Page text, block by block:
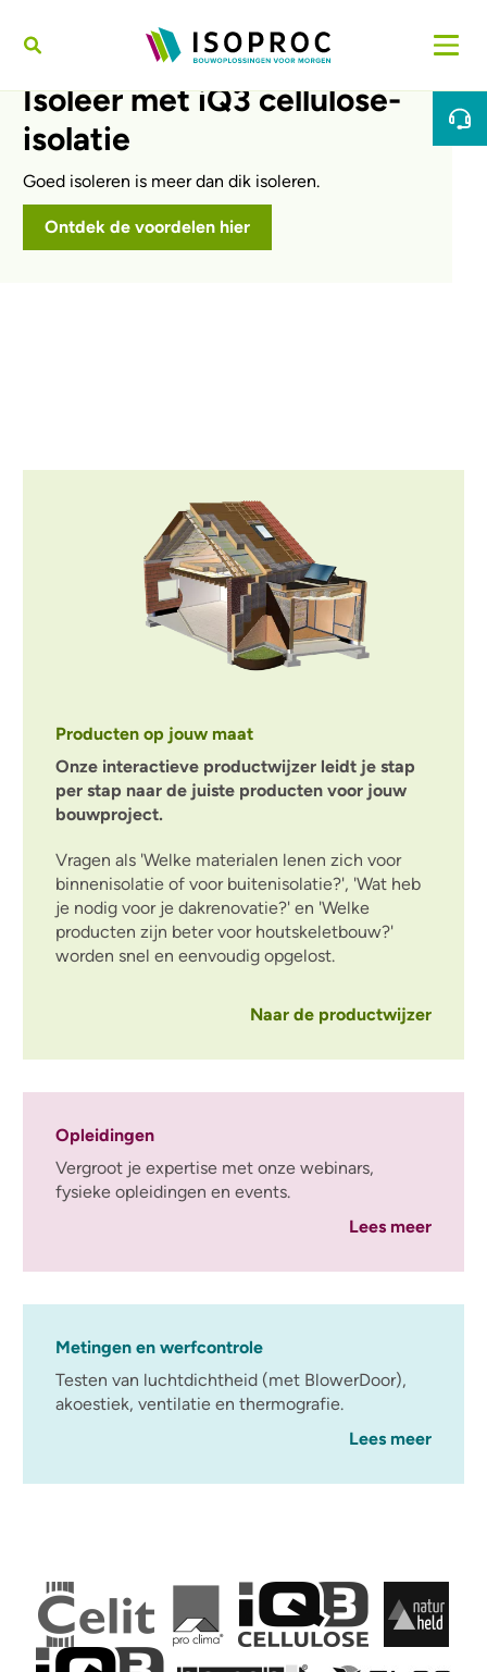
Isoleer met iQ3 cellulose-
isolatie
Goed isoleren is meer dan dik isoleren.
Ontdek de voordelen hier
Producten op jouw maat
Onze interactieve productwijzer leidt je stap
per stap naar de juiste producten voor jouw
bouwproject.
Vragen als 'Welke materialen lenen zich voor
binnenisolatie of voor buitenisolatie?', 'Wat heb
je nodig voor je dakrenovatie?' en 'Welke
producten zijn beter voor houtskeletbouw?'
worden snel en eenvoudig opgelost.
Naar de productwijzer
Opleidingen
Vergroot je expertise met onze webinars,
fysieke opleidingen en events.
Lees meer
Metingen en werfcontrole
Testen van luchtdichtheid (met BlowerDoor),
akoestiek, ventilatie en thermografie.
Lees meer